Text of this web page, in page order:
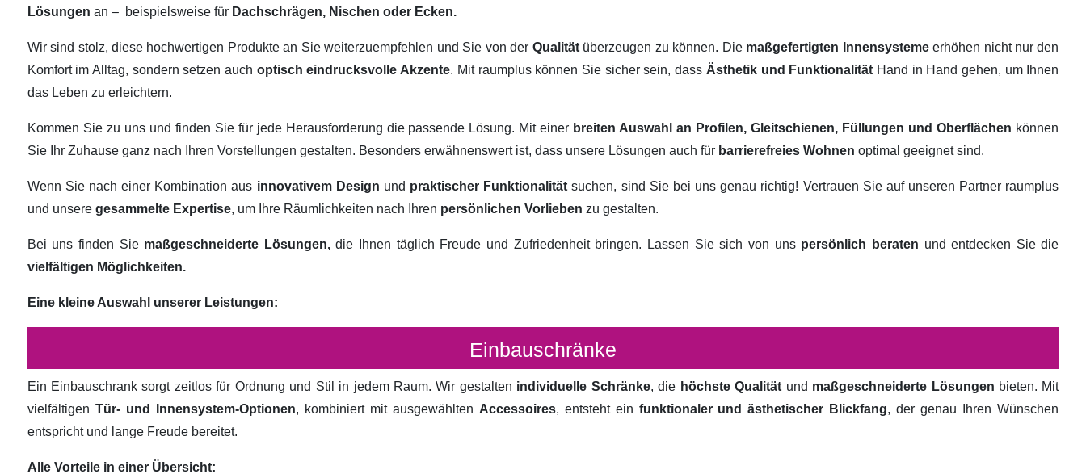
Lösungen an – beispielsweise für Dachschrägen, Nischen oder Ecken.
Wir sind stolz, diese hochwertigen Produkte an Sie weiterzuempfehlen und Sie von der Qualität überzeugen zu können. Die maßgefertigten Innensystemeerhöhen nicht nur den
Komfort im Alltag, sondern setzen auch optisch eindrucksvolle Akzente. Mit raumplus können Sie sicher sein, dass Ästhetik und Funktionalität Hand in Hand gehen, um Ihnen
das Leben zu erleichtern.
Kommen Sie zu uns und finden Sie für jede Herausforderung die passende Lösung. Mit einer breiten Auswahl an Profilen, Gleitschienen, Füllungen und Oberflächen können
Sie Ihr Zuhause ganz nach Ihren Vorstellungen gestalten. Besonders erwähnenswert ist, dass unsere Lösungen auch für barrierefreies Wohnen optimal geeignet sind.
Wenn Sie nach einer Kombination aus innovativem Design und praktischer Funktionalitätsuchen, sind Sie bei uns genau richtig! Vertrauen Sie auf unseren Partner raumplus
und unsere gesammelte Expertise, um Ihre Räumlichkeiten nach Ihren persönlichen Vorlieben zu gestalten.
Bei uns finden Sie maßgeschneiderte Lösungen,die Ihnen täglich Freude und Zufriedenheit bringen. Lassen Sie sich von uns persönlich beraten und entdecken Sie die
vielfältigen Möglichkeiten.
Eine kleine Auswahl unserer Leistungen:
Einbauschränke
Ein Einbauschrank sorgt zeitlos für Ordnung und Stil in jedem Raum. Wir gestalten individuelle Schränke, die höchste Qualität und maßgeschneiderte Lösungen bieten. Mit
vielfältigen Tür- und Innensystem-Optionen, kombiniert mit ausgewählten Accessoires, entsteht ein funktionaler und ästhetischer Blickfang, der genau Ihren Wünschen
entspricht und lange Freude bereitet.
Alle Vorteile in einer Übersicht: